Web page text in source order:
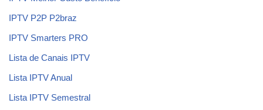
IPTV P2P P2braz
IPTV Smarters PRO
Lista de Canais IPTV
Lista IPTV Anual
Lista IPTV Semestral